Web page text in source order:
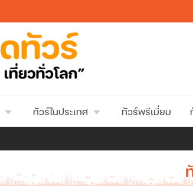
ทัวร์ในประเทศ ทัวร์พรีเมี่ยม